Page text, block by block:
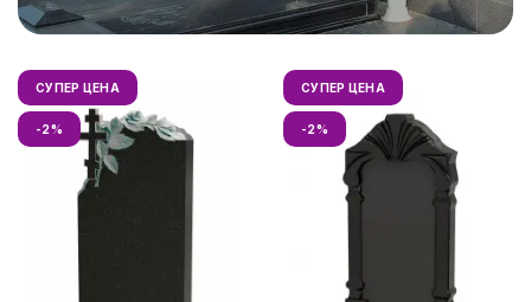
СУПЕР ЦЕНА
-2%
СУПЕР ЦЕНА
-2%